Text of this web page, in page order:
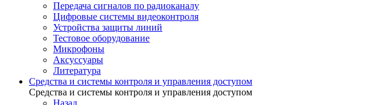
Передача сигналов по радиоканалу
Цифровые системы видеоконтроля
Устройства защиты линий
Тестовое оборудование
Микрофоны
Аксуссуары
Литература
Средства и системы контроля и управления доступом
Средства и системы контроля и управления доступом
Назад